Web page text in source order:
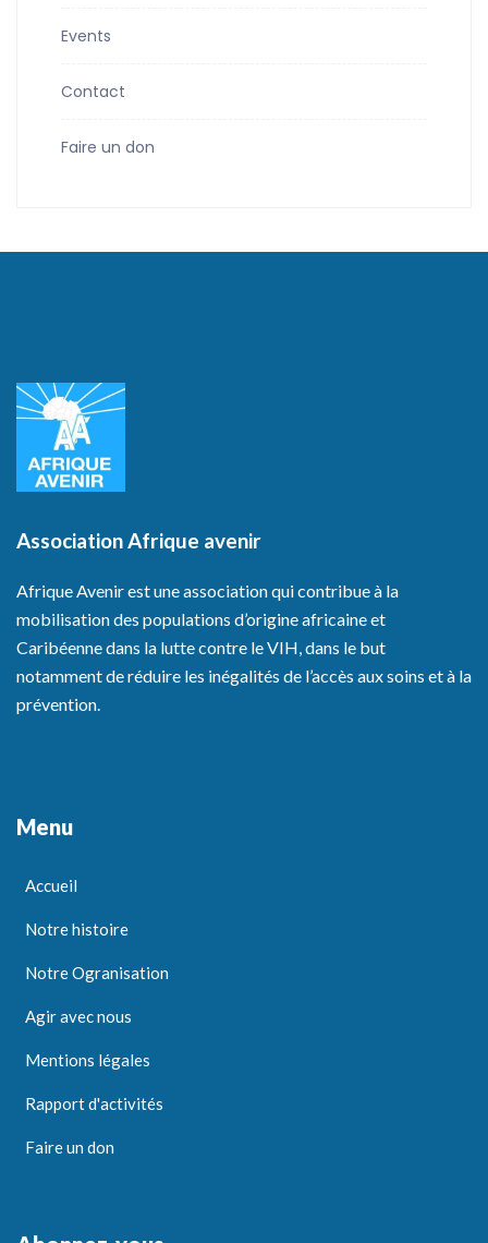
Events
Contact
Faire un don
Association Afrique avenir
Afrique Avenir est une association qui contribue à la
mobilisation des populations d’origine africaine et
Caribéenne dans la lutte contre le VIH, dans le but
notamment de réduire les inégalités de l’accès aux soins et à la
prévention.
Menu
Accueil
Notre histoire
Notre Ogranisation
Agir avec nous
Mentions légales
Rapport d'activités
Faire un don